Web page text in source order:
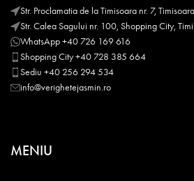
Str. Proclamatia de la Timisoara nr. 7, Timisoara
Str. Calea Sagului nr. 100, Shopping City,
WhatsApp +40 726 169 616
Shopping City +40 728 385 664
Sediu +40 256 294 534
info@verighetejasmin.ro
MENIU